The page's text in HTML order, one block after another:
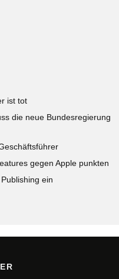
ist tot
die neue Bundesregierung
gegen Apple punkten
ein